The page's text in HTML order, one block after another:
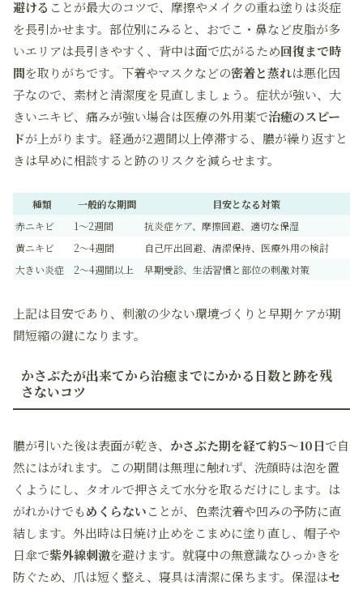
避ける ことが最大のコツで、摩擦やメイクの重ね塗りは炎症
を長引かせます。部位別にみると、おでこ・鼻など皮脂が多
いエリアは長引きやすく、背中は面で広がるため回復まで時
間を取りがちです。下着やマスクなどの密着と蒸れは悪化因
子なので、素材と清潔度を見直しましょう。症状が強い、大
きいニキビ、痛みが強い場合は医療の外用薬で治癒のスピー
ドが上がります。経過が2週間以上停滞する、膿が繰り返すと
きは早めに相談すると跡のリスクを減らせます。
種類 一般的な期間
目安となる対策
赤ニキビ
1〜2週間
抗炎症ケア、摩擦回避、適切な保湿
黄ニキビ
2〜4週間
自己圧出回避、清潔保持、医療外用の検討
大きい炎症
2〜4週間以上 早期受診、生活習慣と部位の刺激対策
上記は目安であり、刺激の少ない環境づくりと早期ケアが期
間短縮の鍵になります。
かさぶたが出来てから治癒までにかかる日数と跡を残
さないコツ
膿が引いた後は表面が乾き、 かさぶた期を経て約5〜10日で自
然にはがれます。この期間は無理に触れず、洗顔時は泡を置
くようにし、タオルで押さえて水分を取るだけにします。は
がれかけでもめくらないことが、色素沈着や凹みの予防に直
結します。外出時は日焼け止めをこまめに塗り直し、帽子や
日傘で紫外線刺激を避けます。就寝中の無意識なひっかきを
防ぐため、爪は短く整え、寝具は清潔に保ちます。保湿はセ